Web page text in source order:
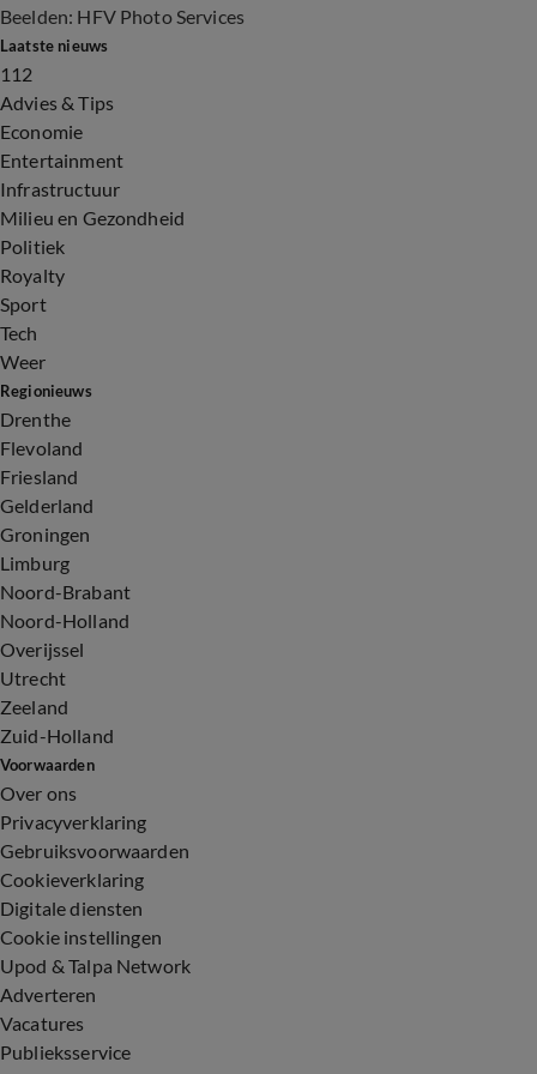
Beelden: HFV Photo Services
Laatste nieuws
112
Advies & Tips
Economie
Entertainment
Infrastructuur
Milieu en Gezondheid
Politiek
Royalty
Sport
Tech
Weer
Regionieuws
Drenthe
Flevoland
Friesland
Gelderland
Groningen
Limburg
Noord-Brabant
Noord-Holland
Overijssel
Utrecht
Zeeland
Zuid-Holland
Voorwaarden
Over ons
Privacyverklaring
Gebruiksvoorwaarden
Cookieverklaring
Digitale diensten
Cookie instellingen
Upod & Talpa Network
Adverteren
Vacatures
Publieksservice